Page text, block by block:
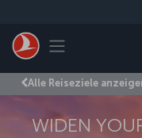
Toggle navigation
Alle Reiseziele
WIDEN